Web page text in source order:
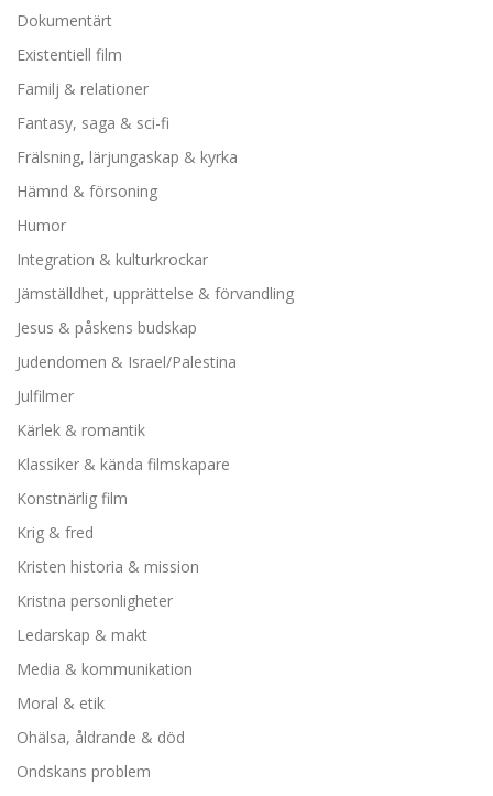
Dokumentärt
Existentiell film
Familj & relationer
Fantasy, saga & sci-fi
Frälsning, lärjungaskap & kyrka
Hämnd & försoning
Humor
Integration & kulturkrockar
Jämställdhet, upprättelse & förvandling
Jesus & påskens budskap
Judendomen & Israel/Palestina
Julfilmer
Kärlek & romantik
Klassiker & kända filmskapare
Konstnärlig film
Krig & fred
Kristen historia & mission
Kristna personligheter
Ledarskap & makt
Media & kommunikation
Moral & etik
Ohälsa, åldrande & död
Ondskans problem